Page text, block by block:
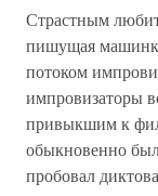
Страстным
пишущая
потоком
импровизаторы
привыкшим к
обыкновенно
пробовал